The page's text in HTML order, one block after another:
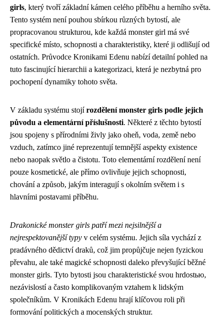
girls, který tvoří základní kámen celého příběhu a herního světa.
Tento systém není pouhou sbírkou různých bytostí, ale
propracovanou strukturou, kde každá monster girl má své
specifické místo, schopnosti a charakteristiky, které ji odlišují od
ostatních. Průvodce Kronikami Edenu nabízí detailní pohled na
tuto fascinující hierarchii a kategorizaci, která je nezbytná pro
pochopení dynamiky tohoto světa.
V základu systému stojírozdělení monster girls podle jejich
původu a elementární příslušnosti. Některé z těchto bytostí
jsou spojeny s přírodními živly jako oheň, voda, země nebo
vzduch, zatímco jiné reprezentují temnější aspekty existence
nebo naopak světlo a čistotu. Toto elementární rozdělení není
pouze kosmetické, ale přímo ovlivňuje jejich schopnosti,
chování a způsob, jakým interagují s okolním světem i s
hlavními postavami příběhu.
Drakonické monster girls patří mezi nejsilnější a
nejrespektovanější typy v celém systému. Jejich síla vychází z
pradávného dědictví draků, což jim propůjčuje nejen fyzickou
převahu, ale také magické schopnosti daleko převyšující běžné
monster girls. Tyto bytosti jsou charakteristické svou hrdostью,
nezávislostí a často komplikovaným vztahem k lidským
společníkům. V Kronikách Edenu hrají klíčovou roli při
formování politických a mocenských struktur.